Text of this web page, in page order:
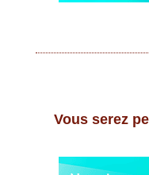
Vous serez